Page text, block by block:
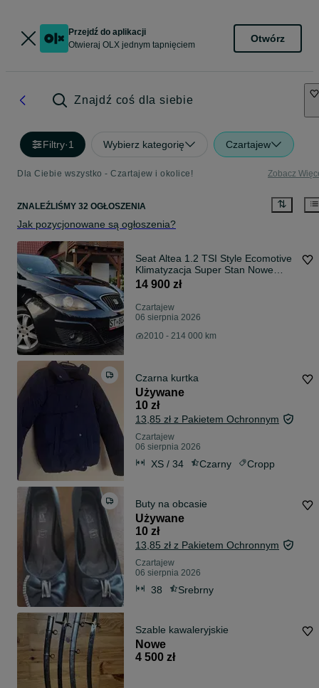
Przejdź do aplikacji
Otwieraj OLX jednym tapnięciem
Otwórz
Znajdź coś dla siebie
Filtry·1 Wybierz kategorię Czartajew
Dla Ciebie wszystko - Czartajew i okolice! Zobacz
ZNALEŹLIŚMY 32 OGŁOSZENIA
Jak pozycjonowane są ogłoszenia?
Seat Altea 1.2 TSI Style Ecomotive
Klimatyzacja Super Stan Nowe
Opony
14 900 zł
Czartajew
06 sierpnia 2026
2010 - 214 000 km
Czarna kurtka
Używane
10 zł
13,85 zł z Pakietem Ochronnym
Czartajew
06 sierpnia 2026
XS / 34 Czarny Cropp
Buty na obcasie
Używane
10 zł
13,85 zł z Pakietem Ochronnym
Czartajew
06 sierpnia 2026
38 Srebrny
Szable kawaleryjskie
Nowe
4 500 zł